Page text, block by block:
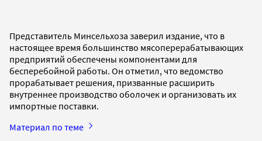
Представитель Минсельхоза заверил издание, что в
настоящее время большинство мясоперерабатывающих
предприятий обеспечены компонентами для
бесперебойной работы. Он отметил, что ведомство
прорабатывает решения, призванные расширить
внутреннее производство оболочек и организовать их
импортные поставки.
Материал по теме